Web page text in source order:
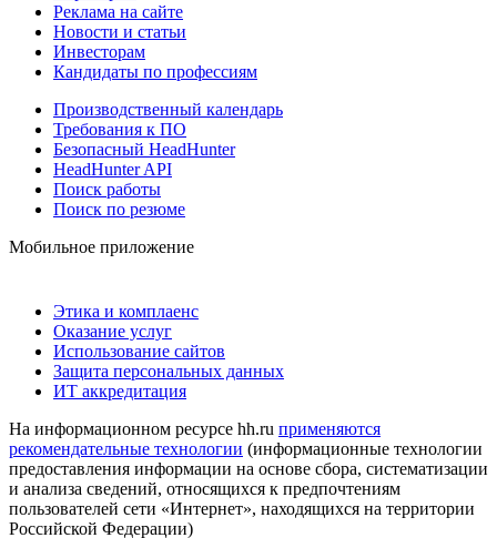
Реклама на сайте
Новости и статьи
Инвесторам
Кандидаты по профессиям
Производственный календарь
Требования к ПО
Безопасный HeadHunter
HeadHunter API
Поиск работы
Поиск по резюме
Мобильное приложение
Этика и комплаенс
Оказание услуг
Использование сайтов
Защита персональных данных
ИТ аккредитация
На информационном ресурсе hh.ru применяются
рекомендательные технологии (информационные технологии
предоставления информации на основе сбора, систематизации
и анализа сведений, относящихся к предпочтениям
пользователей сети «Интернет», находящихся на территории
Российской Федерации)